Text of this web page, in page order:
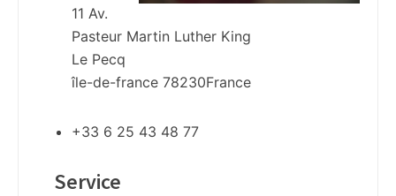
11 Av.
Pasteur Martin Luther King
Le Pecq
île-de-france 78230France
+33 6 25 43 48 77
Service